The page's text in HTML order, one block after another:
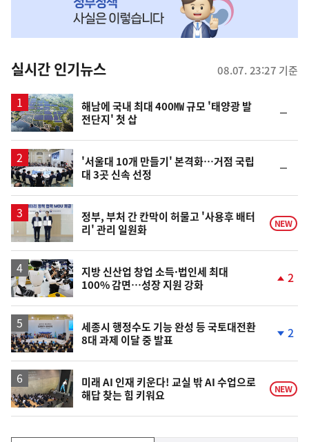
뉴
스
실시간 인기뉴스 08.07. 23:27 기준
해남에 국내 최대 400㎿ 규모 '태양광 발
전단지' 첫 삽
일
'서울대 10개 만들기' 본격화…거점 국립
대 3곳 신속 선정
일
정부, 부처 간 칸막이 허물고 '사용후 배터
리' 관리 일원화
NEW
지방 신산업 창업 소득·법인세 최대
100% 감면…성장 지원 강화
계
2
세종시 행정수도 기능 완성 등 국토대전환
8대 과제 이달 중 발표
계
락
2
미래 AI 인재 키운다! 교실 밖 AI 수업으로
해답 찾는 힘 키워요
NEW